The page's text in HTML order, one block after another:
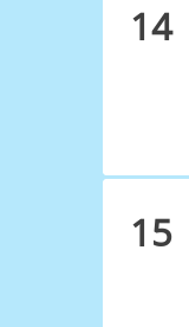
14
15